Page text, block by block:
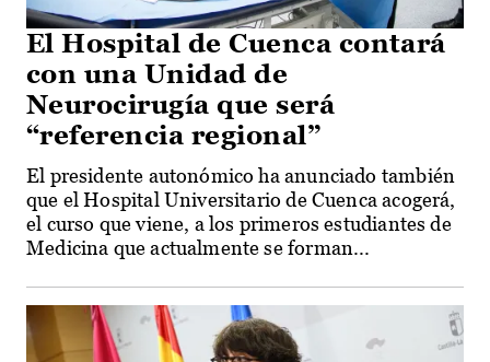
El Hospital de Cuenca contará
con una Unidad de
Neurocirugía que será
“referencia regional”
El presidente autonómico ha anunciado también
que el Hospital Universitario de Cuenca acogerá,
el curso que viene, a los primeros estudiantes de
Medicina que actualmente se forman...